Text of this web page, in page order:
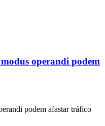
operandi podem
podem afastar tráfico